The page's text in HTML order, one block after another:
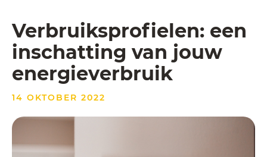
Verbruiksprofielen: een
inschatting van jouw
energieverbruik
14 OKTOBER 2022